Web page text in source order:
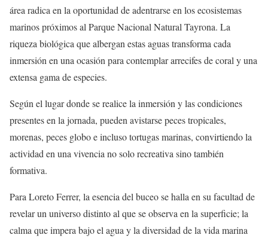
área radica en la oportunidad de adentrarse en los ecosistemas
marinos próximos al Parque Nacional Natural Tayrona. La
riqueza biológica que albergan estas aguas transforma cada
inmersión en una ocasión para contemplar arrecifes de coral y una
extensa gama de especies.
Según el lugar donde se realice la inmersión y las condiciones
presentes en la jornada, pueden avistarse peces tropicales,
morenas, peces globo e incluso tortugas marinas, convirtiendo la
actividad en una vivencia no solo recreativa sino también
formativa.
Para Loreto Ferrer, la esencia del buceo se halla en su facultad de
revelar un universo distinto al que se observa en la superficie; la
calma que impera bajo el agua y la diversidad de la vida marina